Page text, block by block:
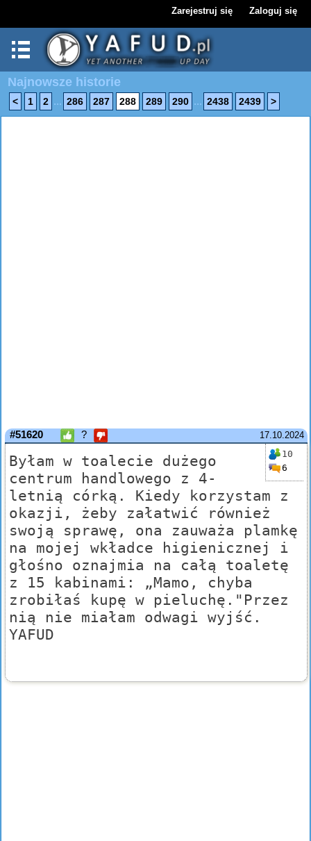
Zarejestruj się Zaloguj się
Najnowsze historie
< 1 2 ... 286 287 288 289 290 ... 2438 2439 >
17.10.2024
#51620 ?
10
6
Byłam w toalecie dużego
centrum handlowego z 4-
letnią córką. Kiedy korzystam z
okazji, żeby załatwić również
swoją sprawę, ona zauważa plamkę
na mojej wkładce higienicznej i
głośno oznajmia na całą toaletę
z 15 kabinami: „Mamo, chyba
zrobiłaś kupę w pieluchę."Przez
nią nie miałam odwagi wyjść.
YAFUD